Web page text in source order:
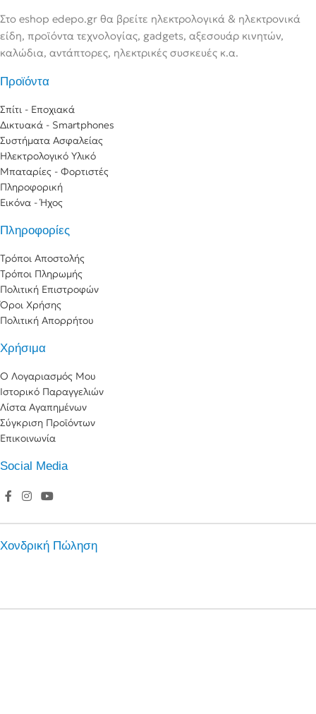
Στο eshop edepo.gr θα βρείτε ηλεκτρολογικά & ηλεκτρονικά
είδη, προϊόντα τεχνολογίας, gadgets, αξεσουάρ κινητών,
καλώδια, αντάπτορες, ηλεκτρικές συσκευές κ.α.
Προϊόντα
Σπίτι - Εποχιακά
Δικτυακά - Smartphones
Συστήματα Ασφαλείας
Ηλεκτρολογικό Υλικό
Μπαταρίες - Φορτιστές
Πληροφορική
Εικόνα - Ήχος
Πληροφορίες
Τρόποι Αποστολής
Τρόποι Πληρωμής
Πολιτική Επιστροφών
Όροι Χρήσης
Πολιτική Απορρήτου
Χρήσιμα
Ο Λογαριασμός Μου
Ιστορικό Παραγγελιών
Λίστα Αγαπημένων
Σύγκριση Προϊόντων
Επικοινωνία
Social Media
Χονδρική Πώληση